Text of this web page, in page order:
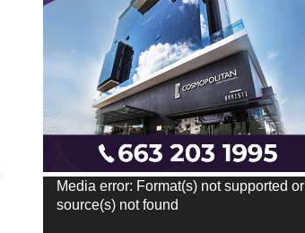
Reproductor
de
Media error: Format(s) not supported or
source(s) not found